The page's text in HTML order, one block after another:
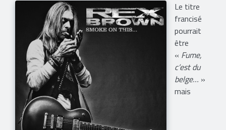
Le titre
francisé
pourrait
être
« Fume,
c’est du
belge… »
mais